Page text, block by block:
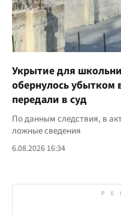
Укрытие для
обернулось убытком
передали в суд
По данным следствия, в
ложные сведения
6.08.2026 16:34